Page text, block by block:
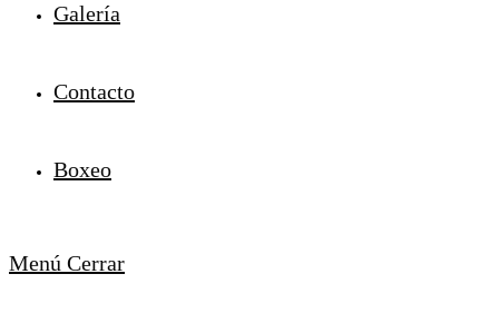
Galería
Contacto
Boxeo
Menú Cerrar